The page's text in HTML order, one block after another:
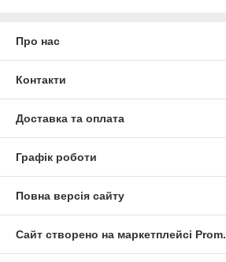
Про нас
Контакти
Доставка та оплата
Графік роботи
Повна версія сайту
Сайт створено на маркетплейсі